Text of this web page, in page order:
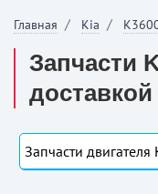
Главная Kia
Запчасти
Запчасти